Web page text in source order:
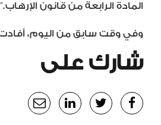
المادة الرابعة من قانون الإرهاب.”
وفي وقت سابق من اليوم، أفادت
شارك على